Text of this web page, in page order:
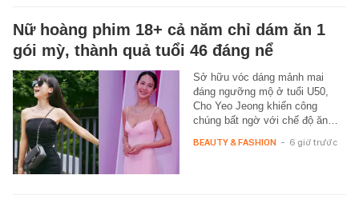
Nữ hoàng phim 18+ cả năm chỉ dám ăn 1
gói mỳ, thành quả tuổi 46 đáng nể
Sở hữu vóc dáng mảnh mai
đáng ngưỡng mộ ở tuổi U50,
Cho Yeo Jeong khiến công
chúng bất ngờ với chế độ ăn…
BEAUTY & FASHION - 6 giờ trước